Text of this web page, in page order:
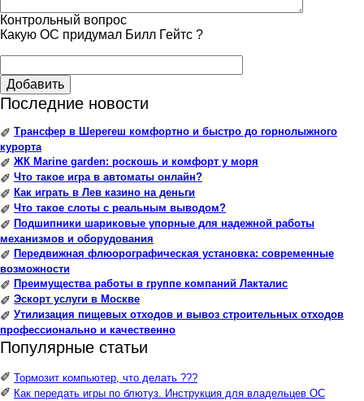
Контрольный вопрос
Какую ОС придумал Билл Гейтс ?
Добавить
Последние новости
✐ Трансфер в Шерегеш комфортно и быстро до горнолыжного
курорта
✐ ЖК Marine garden: роскошь и комфорт у моря
✐ Что такое игра в автоматы онлайн?
✐ Как играть в Лев казино на деньги
✐ Что такое слоты с реальным выводом?
✐ Подшипники шариковые упорные для надежной работы
механизмов и оборудования
✐ Передвижная флюорографическая установка: современные
возможности
✐ Преимущества работы в группе компаний Лакталис
✐ Эскорт услуги в Москве
✐ Утилизация пищевых отходов и вывоз строительных отходов
профессионально и качественно
Популярные статьи
✐ Тормозит компьютер, что делать ???
✐ Как передать игры по блютуз. Инструкция для владельцев ОС